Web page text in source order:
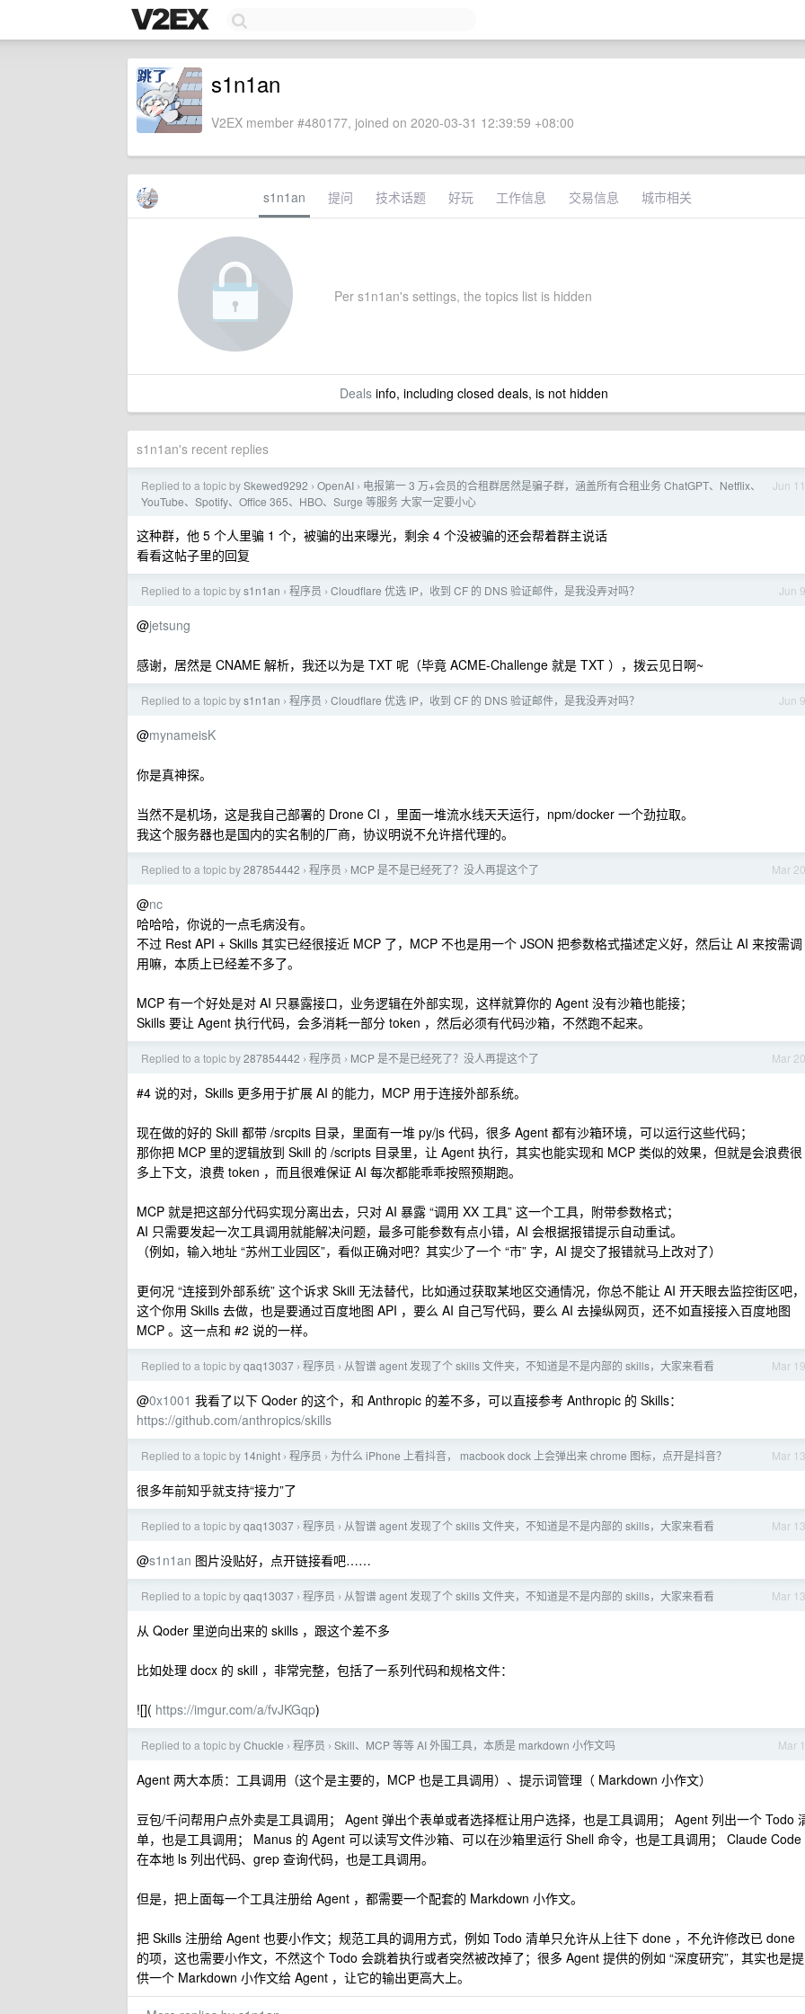
s1n1an
V2EX member #480177, joined on 2020-03-31 12:39:59 +08:00
s1n1an 提问 技术话题 好玩 工作信息 交易信息 城市相关
Per s1n1an's settings, the topics list is hidden
Dealsinfo, including closed deals, is not hidden
s1n1an's recent replies
Jun 11
Replied to a topic bySkewed9292 › OpenAI › 电报第一 3 万+会员的合租群居然是骗子群，涵盖所有合租业务 ChatGPT、Netflix、
YouTube、Spotify、Office 365、HBO、Surge 等服务 大家一定要小心
这种群，他 5 个人里骗 1 个，被骗的出来曝光，剩余 4 个没被骗的还会帮着群主说话
看看这帖子里的回复
Jun 9
Replied to a topic bys1n1an › 程序员 › Cloudflare 优选 IP，收到 CF 的 DNS 验证邮件，是我没弄对吗？
@jetsung
感谢，居然是 CNAME 解析，我还以为是 TXT 呢（毕竟 ACME-Challenge 就是 TXT ），拨云见日啊~
Jun 9
Replied to a topic bys1n1an › 程序员 › Cloudflare 优选 IP，收到 CF 的 DNS 验证邮件，是我没弄对吗？
@mynameisK
你是真神探。
当然不是机场，这是我自己部署的 Drone CI ，里面一堆流水线天天运行，npm/docker 一个劲拉取。
我这个服务器也是国内的实名制的厂商，协议明说不允许搭代理的。
Mar 20
Replied to a topic by287854442 › 程序员 › MCP 是不是已经死了？没人再提这个了
@nc
哈哈哈，你说的一点毛病没有。
不过 Rest API + Skills 其实已经很接近 MCP 了，MCP 不也是用一个 JSON 把参数格式描述定义好，然后让 AI 来按需调
用嘛，本质上已经差不多了。
MCP 有一个好处是对 AI 只暴露接口，业务逻辑在外部实现，这样就算你的 Agent 没有沙箱也能接；
Skills 要让 Agent 执行代码，会多消耗一部分 token ，然后必须有代码沙箱，不然跑不起来。
Mar 20
Replied to a topic by287854442 › 程序员 › MCP 是不是已经死了？没人再提这个了
#4 说的对，Skills 更多用于扩展 AI 的能力，MCP 用于连接外部系统。
现在做的好的 Skill 都带 /srcpits 目录，里面有一堆 py/js 代码，很多 Agent 都有沙箱环境，可以运行这些代码；
那你把 MCP 里的逻辑放到 Skill 的 /scripts 目录里，让 Agent 执行，其实也能实现和 MCP 类似的效果，但就是会浪费很
多上下文，浪费 token ，而且很难保证 AI 每次都能乖乖按照预期跑。
MCP 就是把这部分代码实现分离出去，只对 AI 暴露 “调用 XX 工具” 这一个工具，附带参数格式；
AI 只需要发起一次工具调用就能解决问题，最多可能参数有点小错，AI 会根据报错提示自动重试。
（例如，输入地址 “苏州工业园区”，看似正确对吧？其实少了一个 “市” 字，AI 提交了报错就马上改对了）
更何况 “连接到外部系统” 这个诉求 Skill 无法替代，比如通过获取某地区交通情况，你总不能让 AI 开天眼去监控街区吧，
这个你用 Skills 去做，也是要通过百度地图 API ，要么 AI 自己写代码，要么 AI 去操纵网页，还不如直接接入百度地图
MCP 。这一点和 #2 说的一样。
Mar 19
Replied to a topic byqaq13037 › 程序员 › 从智谱 agent 发现了个 skills 文件夹，不知道是不是内部的 skills，大家来看看
@0x1001 我看了以下 Qoder 的这个，和 Anthropic 的差不多，可以直接参考 Anthropic 的 Skills：
https://github.com/anthropics/skills
Mar 13
Replied to a topic by 14night › 程序员 › 为什么 iPhone 上看抖音， macbook dock 上会弹出来 chrome 图标，点开是抖音？
很多年前知乎就支持“接力”了
Mar 13
Replied to a topic byqaq13037 › 程序员 › 从智谱 agent 发现了个 skills 文件夹，不知道是不是内部的 skills，大家来看看
@s1n1an 图片没贴好，点开链接看吧……
Mar 13
Replied to a topic byqaq13037 › 程序员 › 从智谱 agent 发现了个 skills 文件夹，不知道是不是内部的 skills，大家来看看
从 Qoder 里逆向出来的 skills ，跟这个差不多
比如处理 docx 的 skill ，非常完整，包括了一系列代码和规格文件：
![]( https://imgur.com/a/fvJKGqp)
Mar 1
Replied to a topic byChuckle › 程序员 › Skill、MCP 等等 AI 外围工具，本质是 markdown 小作文吗
Agent 两大本质：工具调用（这个是主要的，MCP 也是工具调用）、提示词管理（ Markdown 小作文）
豆包/千问帮用户点外卖是工具调用； Agent 弹出个表单或者选择框让用户选择，也是工具调用； Agent 列出一个 Todo
单，也是工具调用； Manus 的 Agent 可以读写文件沙箱、可以在沙箱里运行 Shell 命令，也是工具调用； Claude Code
在本地 ls 列出代码、grep 查询代码，也是工具调用。
但是，把上面每一个工具注册给 Agent ，都需要一个配套的 Markdown 小作文。
把 Skills 注册给 Agent 也要小作文；规范工具的调用方式，例如 Todo 清单只允许从上往下 done ，不允许修改已 done
的项，这也需要小作文，不然这个 Todo 会跳着执行或者突然被改掉了；很多 Agent 提供的例如 “深度研究”，其实也是提
供一个 Markdown 小作文给 Agent ，让它的输出更高大上。